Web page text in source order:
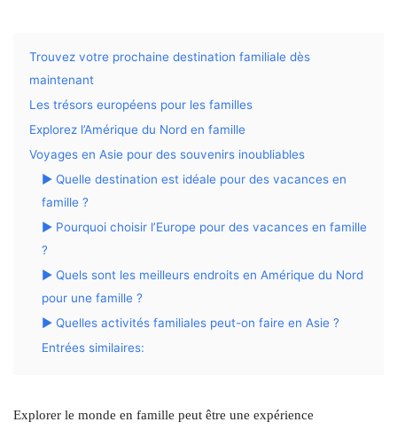
Trouvez votre prochaine destination familiale dès
maintenant
Les trésors européens pour les familles
Explorez l’Amérique du Nord en famille
Voyages en Asie pour des souvenirs inoubliables
▶ Quelle destination est idéale pour des vacances en
famille ?
▶ Pourquoi choisir l’Europe pour des vacances en famille
?
▶ Quels sont les meilleurs endroits en Amérique du Nord
pour une famille ?
▶ Quelles activités familiales peut-on faire en Asie ?
Entrées similaires:
Explorer le monde en famille peut être une expérience